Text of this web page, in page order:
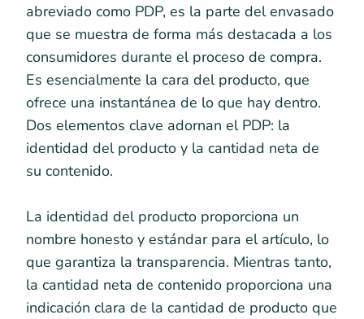
abreviado como PDP, es la parte del envasado
que se muestra de forma más destacada a los
consumidores durante el proceso de compra.
Es esencialmente la cara del producto, que
ofrece una instantánea de lo que hay dentro.
Dos elementos clave adornan el PDP: la
identidad del producto y la cantidad neta de
su contenido.
La identidad del producto proporciona un
nombre honesto y estándar para el artículo, lo
que garantiza la transparencia. Mientras tanto,
la cantidad neta de contenido proporciona una
indicación clara de la cantidad de producto que